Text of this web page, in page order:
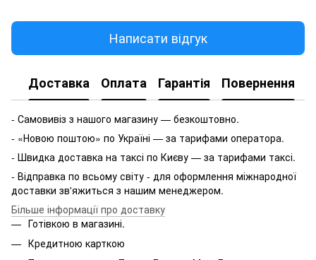
Написати відгук
Доставка Оплата Гарантія Повернення
- Самовивіз з нашого магазину — безкоштовно.
- «Новою поштою» по Україні — за тарифами оператора.
- Швидка доставка на таксі по Києву — за тарифами таксі.
- Відправка по всьому світу - для оформлення міжнародної
доставки зв'яжиться з нашим менеджером.
Більше інформації про доставку
Готівкою в магазині.
Кредитною карткою